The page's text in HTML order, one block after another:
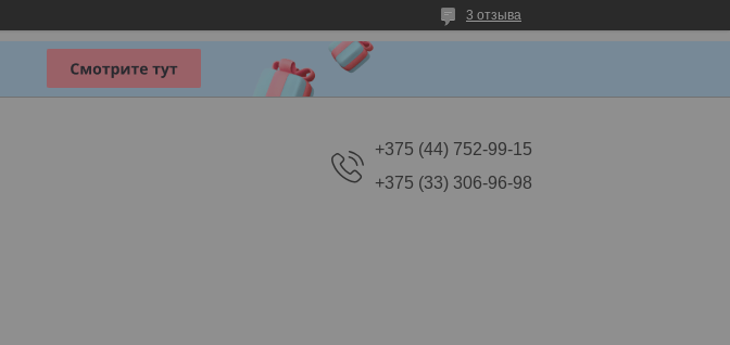
3 отзыва
+375 (44) 752-99-15
+375 (33) 306-96-98